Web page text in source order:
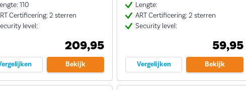
110
Certificering: 2 sterren
level:
209,95
Bekijk
Lengte:
ART Certificering: 2 sterren
Security level:
59,95
Vergelijken Bekijk